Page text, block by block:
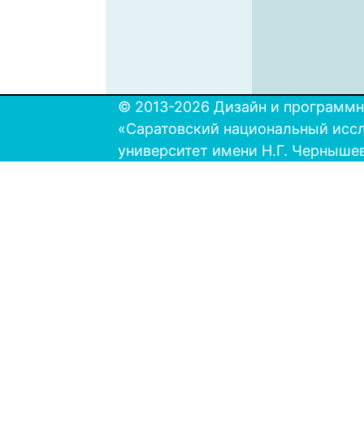
© 2013-2026 Дизайн и
«Саратовский национальный
университет имени Н.Г.